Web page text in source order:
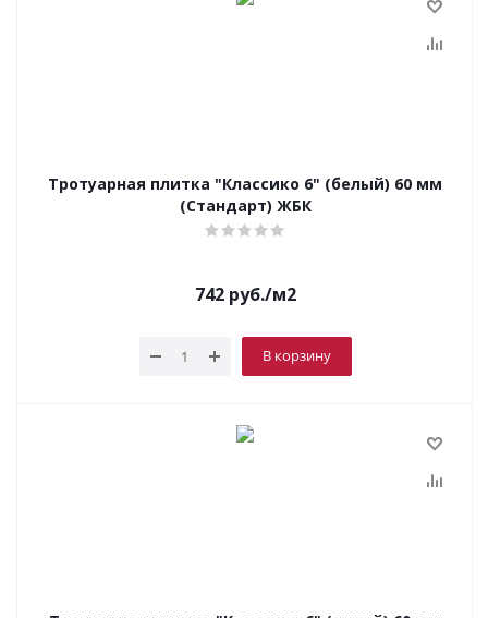
Тротуарная плитка "Классико 6" (белый) 60 мм
(Стандарт) ЖБК
742 руб./м2
В корзину